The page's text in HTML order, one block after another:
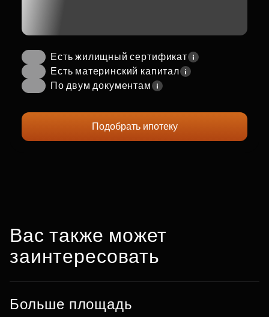
Есть жилищный сертификат
Есть материнский капитал
По двум документам
Подобрать ипотеку
Вас также может
заинтересовать
Больше площадь